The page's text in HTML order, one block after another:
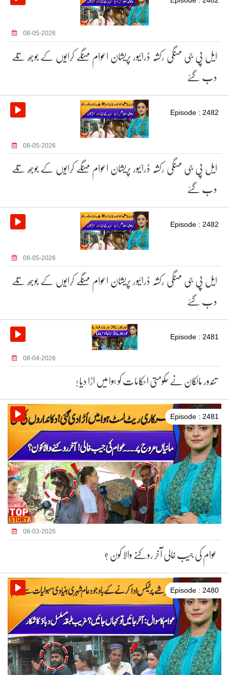
08-05-2026
ایل پی جی مہنگی رکشہ ڈرائیور پریشان اعوام مہنگے کرایوں کے بوجھ تلے
دب گئے
Episode : 2482
08-05-2026
ایل پی جی مہنگی رکشہ ڈرائیور پریشان اعوام مہنگے کرایوں کے بوجھ تلے
دب گئے
Episode : 2482
08-05-2026
ایل پی جی مہنگی رکشہ ڈرائیور پریشان اعوام مہنگے کرایوں کے بوجھ تلے
دب گئے
Episode : 2481
08-04-2026
تندور مالکان نے حکومتی احکامات کو ہوا میں اڑا دیا !
Episode : 2481
08-03-2026
عوام کی جیب خالی آخر روکنے والا کون ؟
Episode : 2480